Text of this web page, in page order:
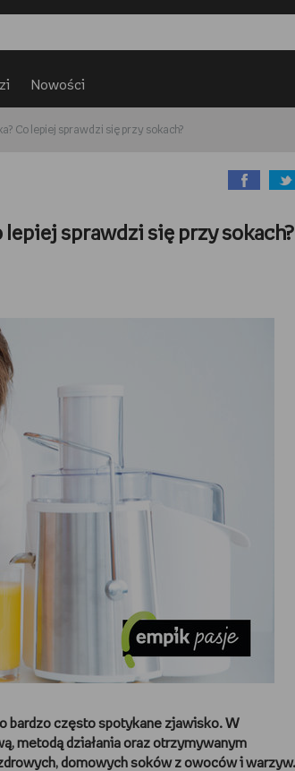
Nowości
Co lepiej sprawdzi się przy sokach?
sprawdzi się przy sokach?
bardzo często spotykane zjawisko. W
metodą działania oraz otrzymywanym
domowych soków z owoców i warzyw.